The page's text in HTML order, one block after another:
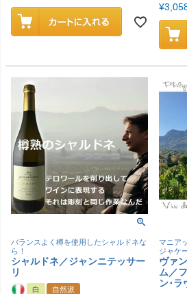
¥
バランスよく樽を使用したシャルドネな
ら！
シャルドネ／ジャンニテッサー
リ
白
自然派
マニア
ジャケ
ヴァ
ム／
ン･ラ